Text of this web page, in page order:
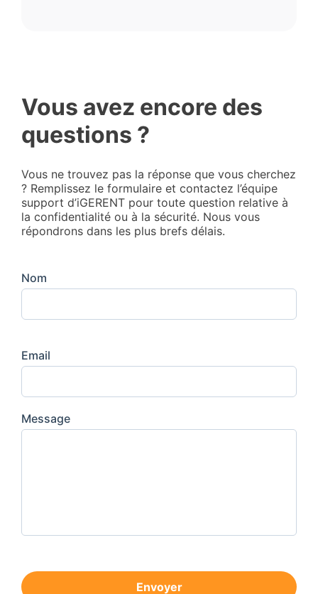
Vous avez encore des
questions ?
Vous ne trouvez pas la réponse que vous cherchez
? Remplissez le formulaire et contactez l’équipe
support d’iGERENT pour toute question relative à
la confidentialité ou à la sécurité. Nous vous
répondrons dans les plus brefs délais.
Nom
Email
Message
Envoyer